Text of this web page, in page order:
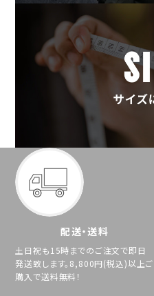
配送・送料
土日祝も15時までのご注文で即日
発送致します。8,800円(税込)以上ご
購入で送料無料！